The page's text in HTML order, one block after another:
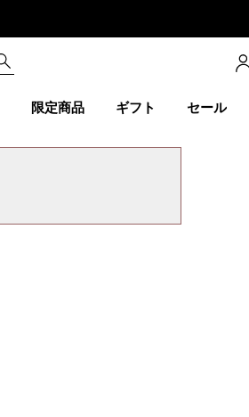
限定商品 ギフト セール